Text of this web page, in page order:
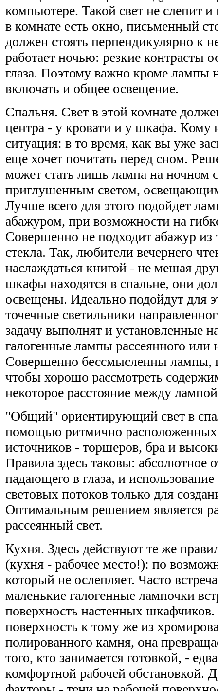
компьютере. Такой свет не слепит и
в комнате есть окно, письменный
должен стоять перпендикулярно к
работает ночью: резкие контрасты
глаза. Поэтому важно кроме лампы
включать и общее освещение.
Спальня. Свет в этой комнате
центра - у кровати и у шкафа. Кому
ситуация: в то время, как вы уже
еще хочет почитать перед сном.
может стать лишь лампа на ночном
приглушенным светом,
Лучше всего для этого подойдет
абажуром, при возможности на
Совершенно не подходит абажур из
стекла. Так, любители вечернего
наслаждаться книгой - не мешая
шкафы находятся в спальне, они
освещены. Идеально подойдут для
точечные светильники
задачу выполнят и установленные
галогенные лампы рассеянного или
Совершенно бессмысленны лампы,
чтобы хорошо рассмотреть
некоторое расстояние между
"Общий" ориентирующий свет в
помощью ритмично
источников - торшеров, бра и
Правила здесь таковы: абсолютное
падающего в глаза, и
световых потоков только для
Оптимальным решением является
рассеянный свет.
Кухня. Здесь действуют те же
(кухня - рабочее место!): по
который не ослепляет. Часто
маленькие галогенные лампочки
поверхность настенных шкафчиков.
поверхность к тому же из
полированного камня, она
того, кто занимается готовкой, -
комфортной рабочей обстановкой.